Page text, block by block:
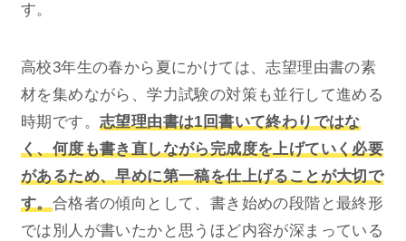
す。
高校3年生の春から夏にかけては、志望理由書の素
材を集めながら、学力試験の対策も並行して進める
時期です。志望理由書は1回書いて終わりではな
く、何度も書き直しながら完成度を上げていく必要
があるため、早めに第一稿を仕上げることが大切で
す。合格者の傾向として、書き始めの段階と最終形
では別人が書いたかと思うほど内容が深まっている